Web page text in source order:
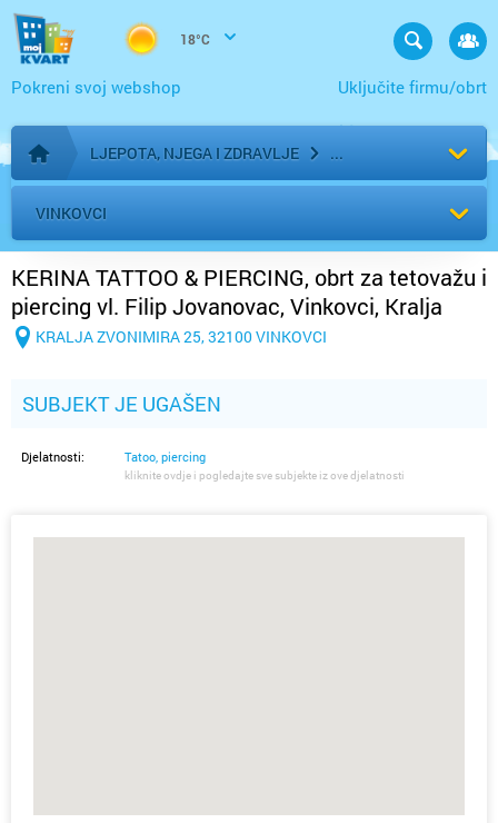
18°C
Uključite firmu/obrt
Pokreni svoj webshop
Početna stranica
LJEPOTA, NJEGA I ZDRAVLJE
VINKOVCI
KERINA TATTOO & PIERCING, obrt za tetovažu i
piercing vl. Filip Jovanovac, Vinkovci, Kralja
Zvonimira 25
KRALJA ZVONIMIRA 25, 32100 VINKOVCI
SUBJEKT JE UGAŠEN
Djelatnosti: Tatoo, piercing
kliknite ovdje i pogledajte sve subjekte iz ove djelatnosti